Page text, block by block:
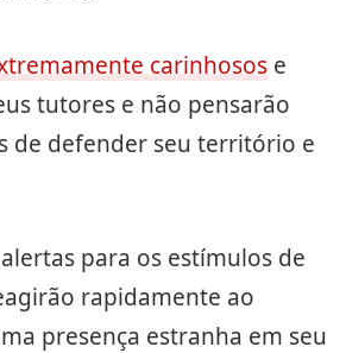
carinhosos e
tutores e não pensarão
de defender seu território e
para os estímulos de
rapidamente ao
presença estranha em seu